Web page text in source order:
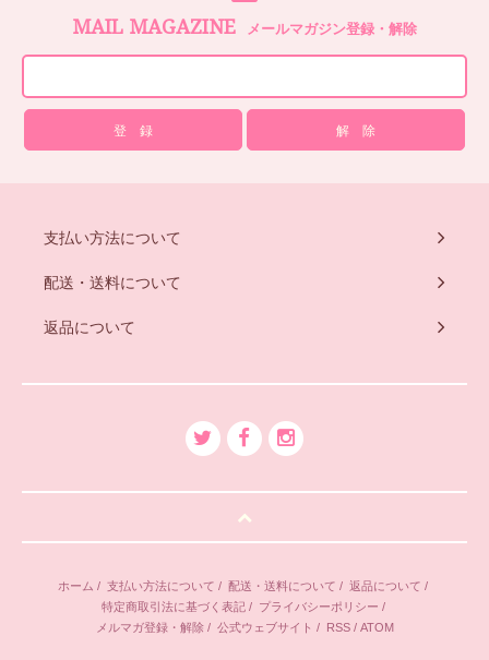
MAIL MAGAZINE メールマガジン登録・解除
支払い方法について
配送・送料について
返品について
ホーム / 支払い方法について / 配送・送料について / 返品について /
特定商取引法に基づく表記/ プライバシーポリシー /
メルマガ登録・解除/ 公式ウェブサイト / RSS/ ATOM